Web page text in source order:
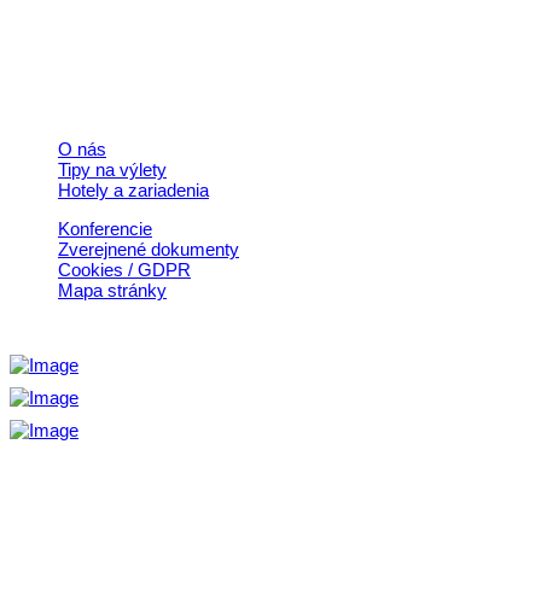
O nás
Tipy na výlety
Hotely a zariadenia
Konferencie
Zverejnené dokumenty
Cookies / GDPR
Mapa stránky